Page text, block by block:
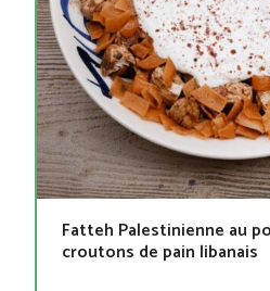
Fatteh Palestinienne au
croutons de pain libanais